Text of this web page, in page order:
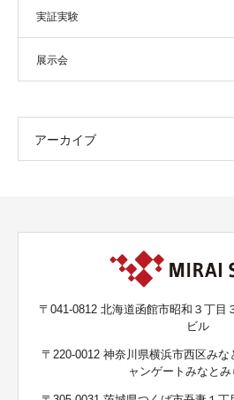
実証実験
展示会
アーカイブ
〒041-0812 北海道函館市昭和３丁目
ビル
〒220-0012 神奈川県横浜市西区み
ャンゲートみなと